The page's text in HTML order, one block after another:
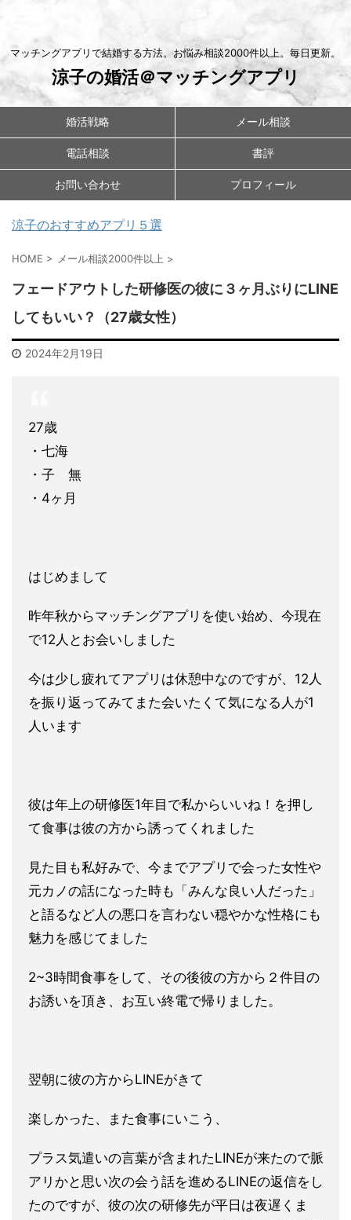
マッチングアプリで結婚する方法。お悩み相談2000件以上。毎日更新。
涼子の婚活＠マッチングアプリ
婚活戦略 メール相談
電話相談 書評
お問い合わせ プロフィール
涼子のおすすめアプリ５選
HOME > メール相談2000件以上 >
フェードアウトした研修医の彼に３ヶ月ぶりにLINE
してもいい？（27歳女性）
2024年2月19日
27歳
・七海
・子 無
・4ヶ月
はじめまして
昨年秋からマッチングアプリを使い始め、今現在
で12人とお会いしました
今は少し疲れてアプリは休憩中なのですが、12人
を振り返ってみてまた会いたくて気になる人が1
人います
彼は年上の研修医1年目で私からいいね！を押し
て食事は彼の方から誘ってくれました
見た目も私好みで、今までアプリで会った女性や
元カノの話になった時も「みんな良い人だった」
と語るなど人の悪口を言わない穏やかな性格にも
魅力を感じてました
2~3時間食事をして、その後彼の方から２件目の
お誘いを頂き、お互い終電で帰りました。
翌朝に彼の方からLINEがきて
楽しかった、また食事にいこう、
プラス気遣いの言葉が含まれたLINEが来たので脈
アリかと思い次の会う話を進めるLINEの返信をし
たのですが、彼の次の研修先が平日は夜遅くま